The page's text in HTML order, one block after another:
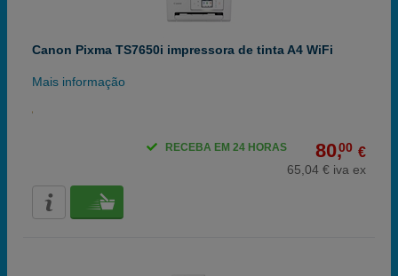
Canon Pixma TS7650i impressora de tinta A4 WiFi
Mais informação
80,00 €
65,04 € iva ex
RECEBA EM 24 HORAS